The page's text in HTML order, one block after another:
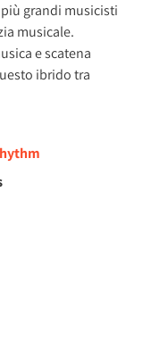
grandi musicisti
musicale.
e scatena
ibrido tra